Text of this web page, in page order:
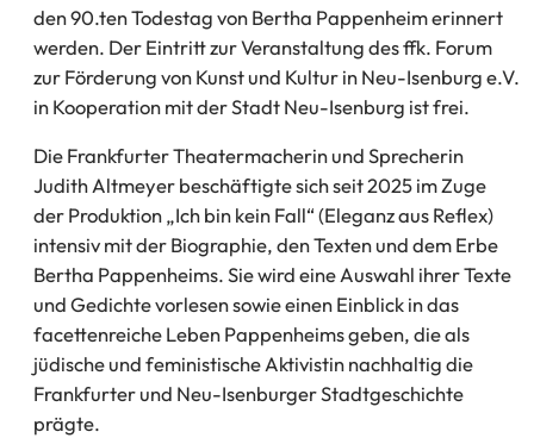
den 90.ten Todestag von Bertha Pappenheim erinnert
werden. Der Eintritt zur Veranstaltung des ffk. Forum
zur Förderung von Kunst und Kultur in Neu-Isenburg e.V.
in Kooperation mit der Stadt Neu-Isenburg ist frei.
Die Frankfurter Theatermacherin und Sprecherin
Judith Altmeyer beschäftigte sich seit 2025 im Zuge
der Produktion „Ich bin kein Fall“ (Eleganz aus Reflex)
intensiv mit der Biographie, den Texten und dem Erbe
Bertha Pappenheims. Sie wird eine Auswahl ihrer Texte
und Gedichte vorlesen sowie einen Einblick in das
facettenreiche Leben Pappenheims geben, die als
jüdische und feministische Aktivistin nachhaltig die
Frankfurter und Neu-Isenburger Stadtgeschichte
prägte.